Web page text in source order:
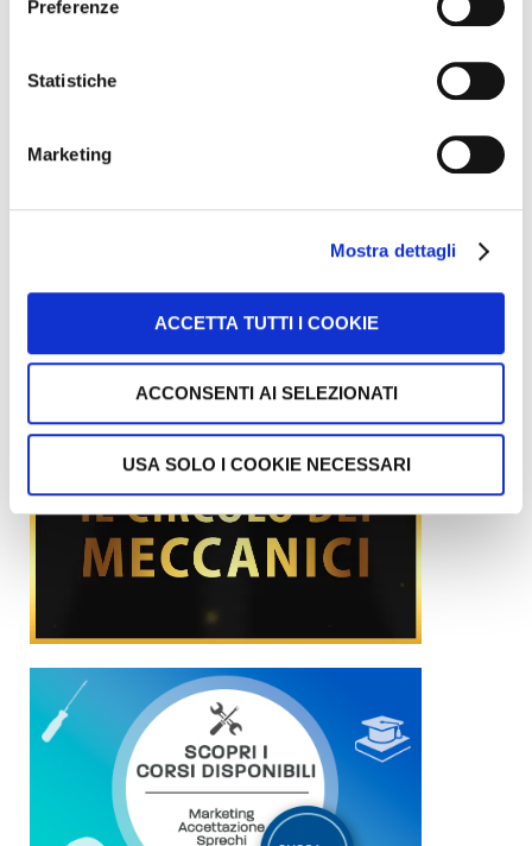
Preferenze
Statistiche
Marketing
Mostra dettagli
ACCETTA TUTTI I COOKIE
ACCONSENTI AI SELEZIONATI
USA SOLO I COOKIE NECESSARI